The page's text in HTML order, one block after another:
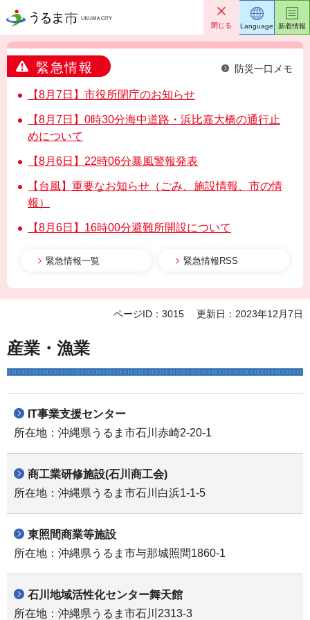
うるま市 閉じる
緊急情報 防災一口メモ
【8月7日】市役所閉庁のお知らせ
【8月7日】0時30分海中道路・浜比嘉大橋の通行止
めについて
【8月6日】22時06分暴風警報発表
【台風】重要なお知らせ（ごみ、施設情報、市の情
報）
【8月6日】16時00分避難所開設について
緊急情報一覧 緊急情報RSS
Language 新着情報
ページID：3015 更新日：2023年12月7日
産業・漁業
IT事業支援センター
所在地：沖縄県うるま市石川赤崎2-20-1
商工業研修施設(石川商工会)
所在地：沖縄県うるま市石川白浜1-1-5
東照間商業等施設
所在地：沖縄県うるま市与那城照間1860-1
石川地域活性化センター舞天館
所在地：沖縄県うるま市石川2313-3